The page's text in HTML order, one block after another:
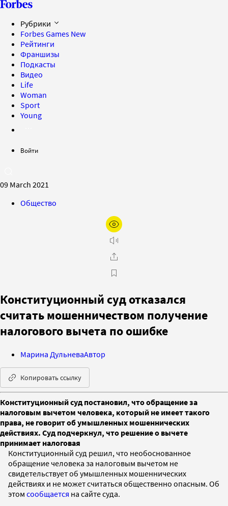
Рубрики
Forbes Games New
Рейтинги
Франшизы
Подкасты
Видео
Life
Woman
Sport
Young
Войти
09 March 2021
Общество
Конституционный суд отказался
считать мошенничеством получение
налогового вычета по ошибке
Марина ДульневаАвтор
Копировать ссылку
Конституционный суд постановил, что обращение за
налоговым вычетом человека, который не имеет такого
права, не говорит об умышленных мошеннических
действиях. Суд подчеркнул, что решение о вычете
принимает налоговая
Конституционный суд решил, что необоснованное
обращение человека за налоговым вычетом не
свидетельствует об умышленных мошеннических
действиях и не может считаться общественно опасным. Об
этом сообщается на сайте суда.